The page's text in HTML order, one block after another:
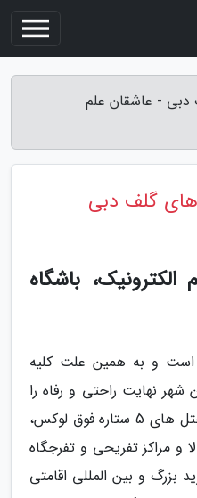
دبی - عاشقان علم
های گلف دبی
باشگاه
و به همین علت کلیه
نهایت راحتی و رفاه را
به مسافران ارائه می نمایند. هتل های 5 ستاره فوق لوکس،
و مراکز تفریحی و تفرجگاه
بزرگ و بین المللی اقامتی